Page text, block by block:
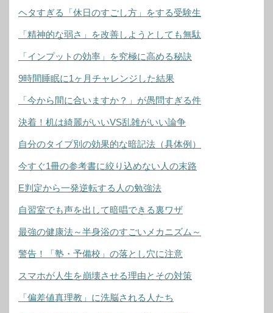
ヘタすぎる「休日のすごし方」をする受験生
「精神的な弱さ」を改善しようとしても無駄
「インプットの効率」を究極に高める秘訣
9時間睡眠に1ヶ月チャレンジした結果
「今から間に合いますか？」が愚問すぎる件
決着！机は綺麗がいいVS乱雑がいい論争
自分のタイプ別の効果的な暗記法（具体例）
今すぐ1冊の参考書に絞り込めない人の末路
E判定から一発逆転する人の勉強法
自習室でも声を出して暗唱できる裏ワザ
最強の健康法～半身浴のすごいメカニズム～
警告！「塾・予備校」の落とし穴に注意
スマホが人生を崩壊させる理由とその対策
「偏差値真理教」に洗脳される人たち